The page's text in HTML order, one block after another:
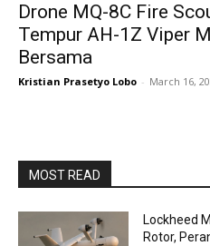
Drone MQ-8C Fire
Tempur AH-1Z Viper
Bersama
Kristian Prasetyo Lobo - March 16,
MOST READ
Lockheed
Rotor,